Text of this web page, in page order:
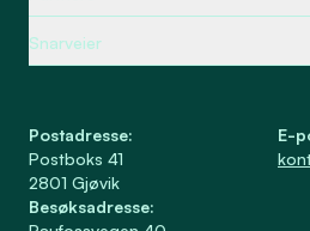
Snarveier
Postadresse:
Postboks 41
2801 Gjøvik
Besøksadresse:
E-